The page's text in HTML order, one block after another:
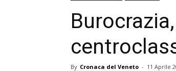
By Cronaca del Veneto - 11 Aprile